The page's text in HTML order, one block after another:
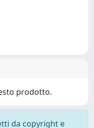
prodotto.
da copyright e